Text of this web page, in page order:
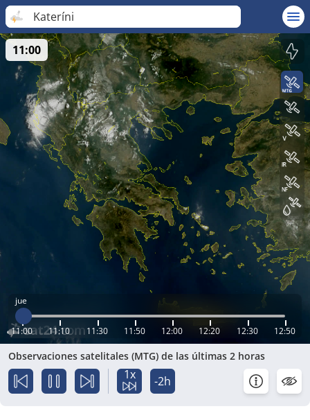
Kateríni
jue
11:00 11:10 11:30 11:50 12:00 12:20 12:30 12:50
11:00
Observaciones satelitales (MTG) de las últimas 2 horas
1x -2h